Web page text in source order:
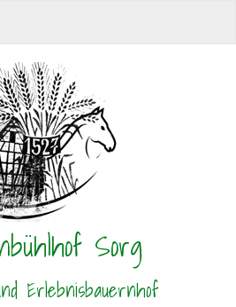
Sorg
Erlebnisbauernhof